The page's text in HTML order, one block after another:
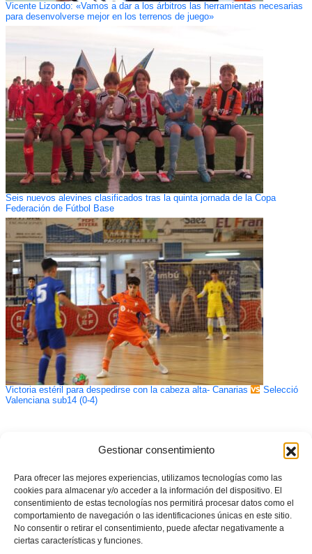
Gestionar consentimiento
Para ofrecer las mejores experiencias, utilizamos tecnologías como las
cookies para almacenar y/o acceder a la información del dispositivo. El
consentimiento de estas tecnologías nos permitirá procesar datos como el
comportamiento de navegación o las identificaciones únicas en este sitio.
No consentir o retirar el consentimiento, puede afectar negativamente a
ciertas características y funciones.
Vicente Lizondo: «Vamos a dar a los árbitros las herramientas necesarias
para desenvolverse mejor en los terrenos de juego»
Seis nuevos alevines clasificados tras la quinta jornada de la Copa
Federación de Fútbol Base
Victoria estéril para despedirse con la cabeza alta- Canarias
Selecció
Valenciana sub14 (0-4)